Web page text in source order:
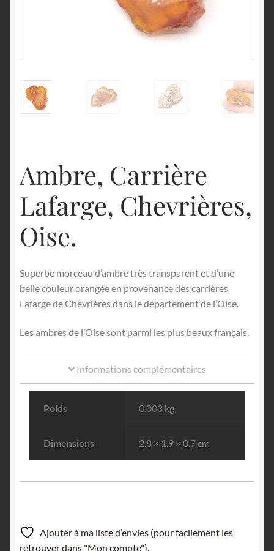
Ambre, Carrière
Lafarge, Chevrières,
Oise.
Superbe morceau d’ambre très transparent et d’une
belle couleur orangée en provenance des carrières
Lafarge de Chevrières dans le département de l’Oise.
Les ambres de l’Oise sont parmi les plus beaux français.
Informations complémentaires
Poids 0.003 kg
Dimensions 2.8 × 1.9 × 0.7 cm
Ajouter à ma liste d’envies (pour facilement les
retrouver dans "Mon compte").